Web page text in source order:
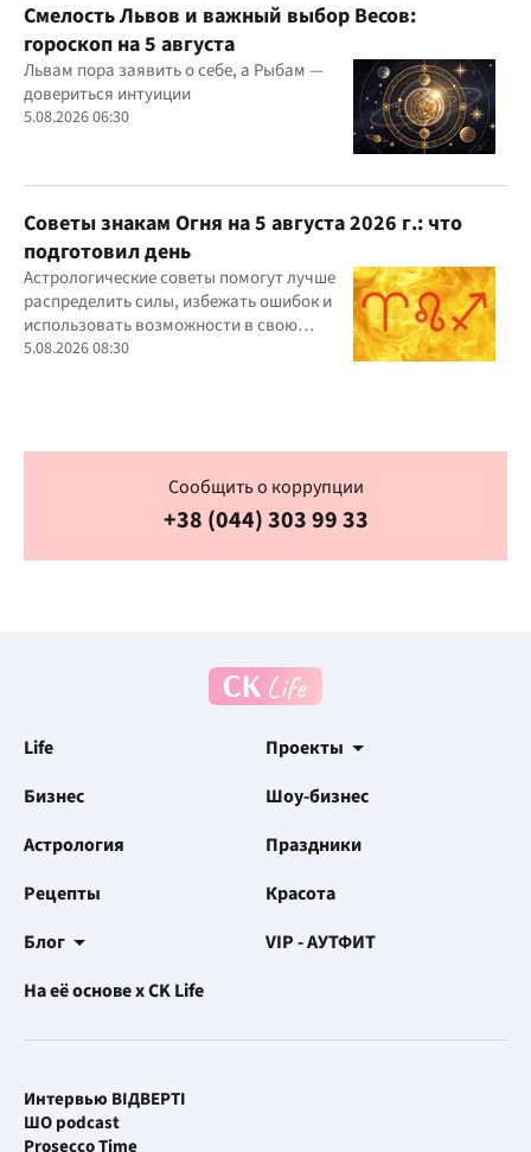
Смелость Львов и важный выбор Весов:
гороскоп на 5 августа
Львам пора заявить о себе, а Рыбам —
довериться интуиции
5.08.2026 06:30
Советы знакам Огня на 5 августа 2026 г.: что
подготовил день
Астрологические советы помогут лучше
распределить силы, избежать ошибок и
использовать возможности в свою
пользу
5.08.2026 08:30
Сообщить о коррупции
+38 (044) 303 99 33
Life
Проекты
Бизнес
Шоу-бизнес
Астрология
Праздники
Рецепты
Красота
Блог
VIP - АУТФИТ
На её основе x CK Life
Интервью ВІДВЕРТІ
ШО podcast
Prosecco Time